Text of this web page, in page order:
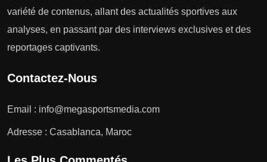
variété de contenus, allant des actualités sportives aux
analyses, en passant par des interviews exclusives et des
reportages captivants.
Contactez-Nous
Email : info@megasportsmedia.com
Adresse : Casablanca, Maroc